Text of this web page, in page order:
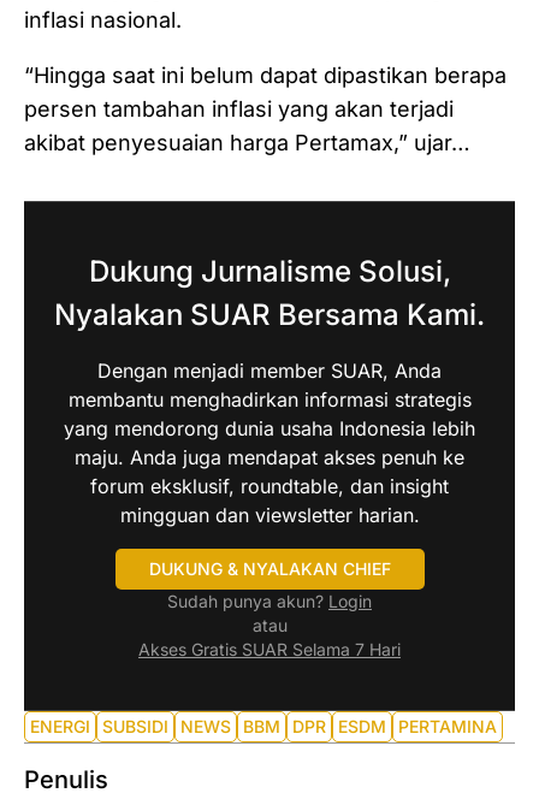
inflasi nasional.
“Hingga saat ini belum dapat dipastikan berapa
persen tambahan inflasi yang akan terjadi
akibat penyesuaian harga Pertamax,” ujar…
Dukung Jurnalisme Solusi,
Nyalakan SUAR Bersama Kami.
Dengan menjadi member SUAR, Anda
membantu menghadirkan informasi strategis
yang mendorong dunia usaha Indonesia lebih
maju. Anda juga mendapat akses penuh ke
forum eksklusif, roundtable, dan insight
mingguan dan viewsletter harian.
DUKUNG & NYALAKAN CHIEF
Sudah punya akun? Login
atau
Akses Gratis SUAR Selama 7 Hari
ENERGI SUBSIDI NEWS BBM DPR ESDM PERTAMINA
Penulis